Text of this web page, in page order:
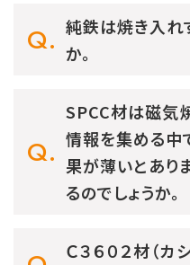
純鉄は焼き入れ
か。
SPCC材は磁気
情報を集める中
果が薄いとあり
るのでしょうか。
Ｃ３６０２材（